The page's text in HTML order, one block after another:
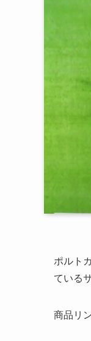
ポルト
ている
商品リ